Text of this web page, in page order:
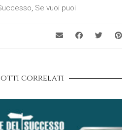
, Se vuoi puoi
correlati